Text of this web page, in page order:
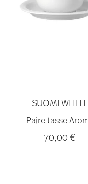
SUOMI WHITE
Paire tasse
70,00 €